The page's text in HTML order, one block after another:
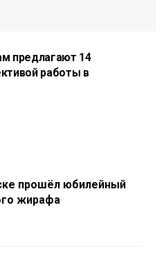
предлагают 14
работы в
прошёл юбилейный
жирафа